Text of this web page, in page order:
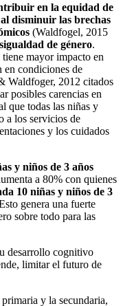
en la equidad de
al disminuir las brechas
(Waldfogel, 2015
de género.
mayor impacto en
en condiciones de
Waldfoger, 2012 citados
posibles carencias en
que todas las niñas y
a los servicios de
y los cuidados
y niños de 3 años
a 80% con quienes
10 niñas y niños de 3
genera una fuerte
sobre todo para las
desarrollo cognitivo
limitar el futuro de
y la secundaria,